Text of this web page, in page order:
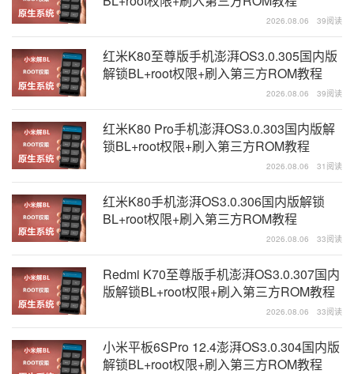
2026.08.06 39阅读
红米K80至尊版手机澎湃OS3.0.305国内版
解锁BL+root权限+刷入第三方ROM教程
2026.08.06 39阅读
红米K80 Pro手机澎湃OS3.0.303国内版解
锁BL+root权限+刷入第三方ROM教程
2026.08.06 31阅读
红米K80手机澎湃OS3.0.306国内版解锁
BL+root权限+刷入第三方ROM教程
2026.08.06 33阅读
Redmi K70至尊版手机澎湃OS3.0.307国内
版解锁BL+root权限+刷入第三方ROM教程
2026.08.06 33阅读
小米平板6SPro 12.4澎湃OS3.0.304国内版
解锁BL+root权限+刷入第三方ROM教程